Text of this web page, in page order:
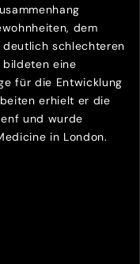
dem
deutlich schlechteren
bildeten eine
für die Entwicklung
erhielt er die
und wurde
in London.